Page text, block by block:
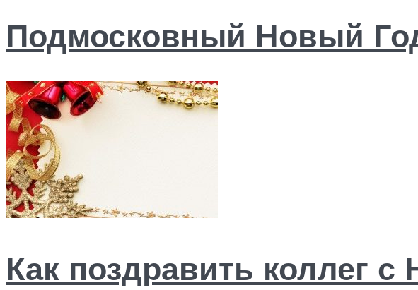
Подмосковный Новый
Как поздравить коллег